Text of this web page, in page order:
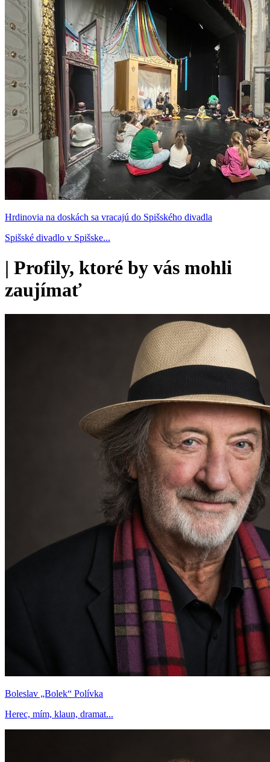
Hrdinovia na doskách sa vracajú do Spišského divadla
Spišské divadlo v Spišske...
| Profily, ktoré by vás mohli
zaujímať
Boleslav „Bolek“ Polívka
Herec, mím, klaun, dramat...